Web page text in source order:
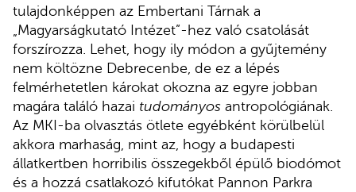
tulajdonképpen az Embertani Tárnak a
„Magyarságkutató Intézet”-hez való csatolását
forszírozza. Lehet, hogy ily módon a gyűjtemény
nem költözne Debrecenbe, de ez a lépés
felmérhetetlen károkat okozna az egyre jobban
magára találó hazai tudományos antropológiának.
Az MKI-ba olvasztás ötlete egyébként körülbelül
akkora marhaság, mint az, hogy a budapesti
állatkertben horribilis összegekből épülő biodómot
és a hozzá csatlakozó kifutókat Pannon Parkra